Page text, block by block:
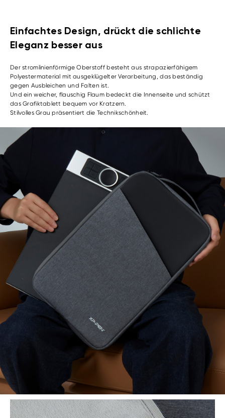
Einfachtes Design, drückt die schlichte
Eleganz besser aus
Der stromlinienförmige Oberstoff besteht aus strapazierfähigem
Polyestermaterial mit ausgeklügelter Verarbeitung, das beständig
gegen Ausbleichen und Falten ist.
Und ein weicher, flauschig Flaum bedeckt die Innenseite und schützt
das Grafiktablett bequem vor Kratzern.
Stilvolles Grau präsentiert die Technikschönheit.